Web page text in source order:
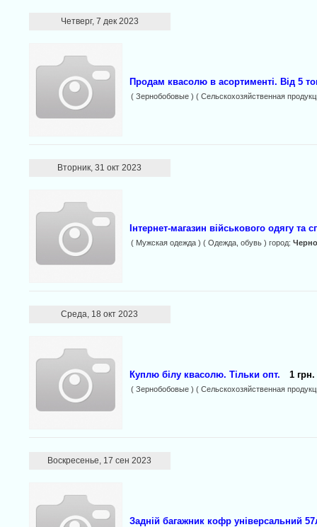
Четверг, 7 дек 2023
Продам квасолю в асортименті. Від 5
( Зернобобовые ) ( Сельскохозяйственная
Вторник, 31 окт 2023
Інтернет-магазин військового одягу
( Мужская одежда ) ( Одежда, обувь ) город:
Среда, 18 окт 2023
Куплю білу квасолю. Тільки опт. 1 грн.
( Зернобобовые ) ( Сельскохозяйственная
Воскресенье, 17 сен 2023
Задній багажник кофр універсальний